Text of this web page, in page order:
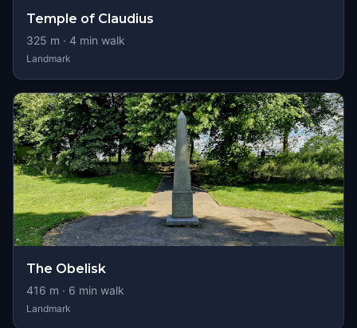
Temple of Claudius
325 m · 4 min walk
Landmark
The Obelisk
416 m · 6 min walk
Landmark